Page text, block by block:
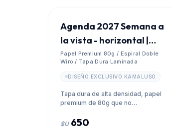
Agenda 2027 Semana a
la vista - horizontal |
Tapa Dura
Papel Premium 80g / Espiral Doble
Wiro / Tapa Dura Laminada
DISEÑO EXCLUSIVO KAMALUSO
Tapa dura de alta densidad, papel
premium de 80g que no
doble wiro.
$U 650